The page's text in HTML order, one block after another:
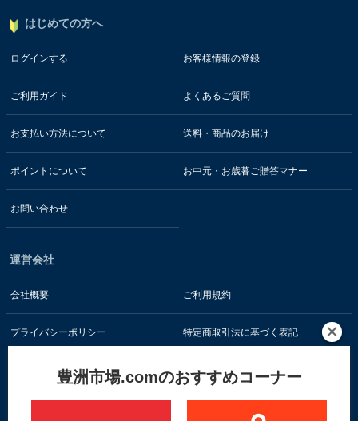
はじめての方へ
ログインする お客様情報の登録
ご利用ガイド よくあるご質問
お支払い方法について 送料・商品のお届け
ポイントについて お中元・お歳暮ご贈答マナー
お問い合わせ
運営会社
会社概要 ご利用規約
プライバシーポリシー 特定商取引法に基づく表記
豊洲市場.comのおすすめコーナー